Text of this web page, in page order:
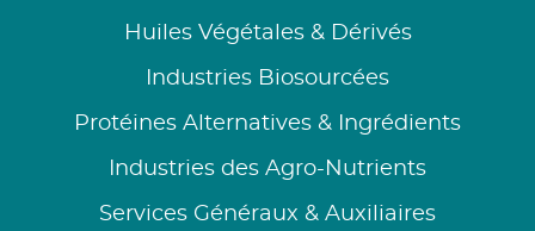
Huiles Végétales & Dérivés
Industries Biosourcées
Protéines Alternatives & Ingrédients
Industries des Agro-Nutrients
Services Généraux & Auxiliaires